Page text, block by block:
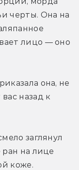
черты. Она на
лицо — оно
она, не
назад к
заглянул
на лице
коже.